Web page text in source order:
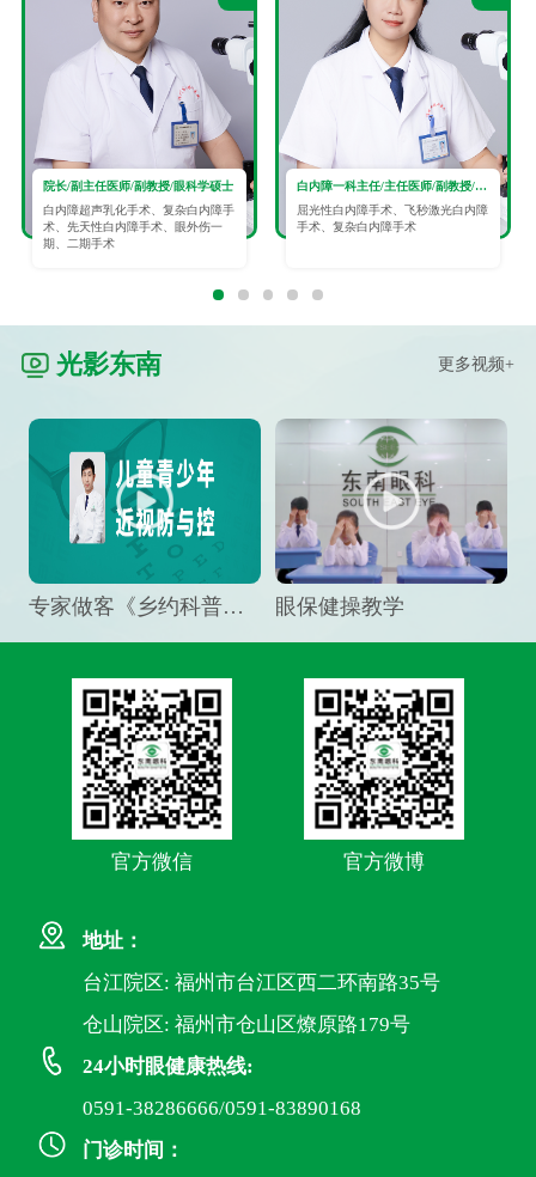
院长/副主任医师/副教授/眼科学硕士
白内障超声乳化手术、复杂白内障手
术、先天性白内障手术、眼外伤一
期、二期手术
白内障一科主任/主任医师/副教授/眼科学硕士
屈光性白内障手术、飞秒激光白内障
手术、复杂白内障手术
光影东南 更多视频+
专家做客《乡约科普》栏目，预防孩子近视竟然这么“简单” 眼保健操教学
官方微信 官方微博
地址：
台江院区: 福州市台江区西二环南路35号
仓山院区: 福州市仓山区燎原路179号
24小时眼健康热线:
0591-38286666/0591-83890168
门诊时间：